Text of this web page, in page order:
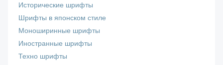
Исторические шрифты
Шрифты в японском стиле
Моноширинные шрифты
Иностранные шрифты
Техно шрифты